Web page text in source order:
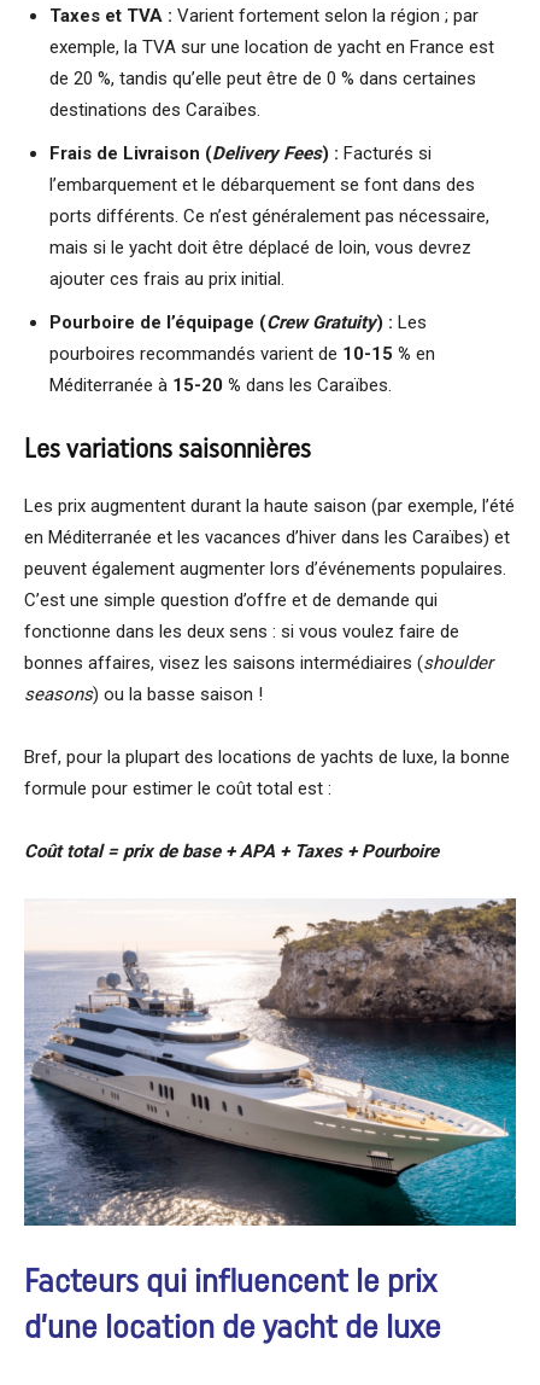
Taxes et TVA : Varient fortement selon la région ; par
exemple, la TVA sur une location de yacht en France est
de 20 %, tandis qu’elle peut être de 0 % dans certaines
destinations des Caraïbes.
Frais de Livraison (Delivery Fees) : Facturés si
l’embarquement et le débarquement se font dans des
ports différents. Ce n’est généralement pas nécessaire,
mais si le yacht doit être déplacé de loin, vous devrez
ajouter ces frais au prix initial.
Pourboire de l’équipage (Crew Gratuity) : Les
pourboires recommandés varient de 10-15 % en
Méditerranée à 15-20 % dans les Caraïbes.
Les variations saisonnières
Les prix augmentent durant la haute saison (par exemple, l’été
en Méditerranée et les vacances d’hiver dans les Caraïbes) et
peuvent également augmenter lors d’événements populaires.
C’est une simple question d’offre et de demande qui
fonctionne dans les deux sens : si vous voulez faire de
bonnes affaires, visez les saisons intermédiaires (shoulder
seasons) ou la basse saison !
Bref, pour la plupart des locations de yachts de luxe, la bonne
formule pour estimer le coût total est :
Coût total = prix de base + APA + Taxes + Pourboire
Facteurs qui influencent le prix
d’une location de yacht de luxe